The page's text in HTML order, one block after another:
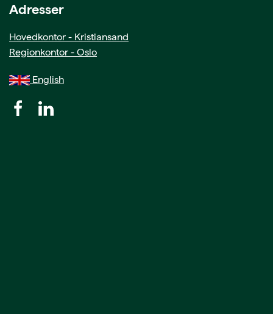
Adresser
Hovedkontor - Kristiansand
Regionkontor - Oslo
English